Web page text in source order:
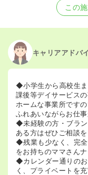
この
キャリアアドバ
◆小学生から高校生
課後等デイサービス
ホームな事業所です
ふれあいながらお仕
◆未経験の方・ブラ
ある方はぜひご相談を
◆残業も少なく、完
をお持ちのママさん
◆カレンダー通りの
く、プライベートを